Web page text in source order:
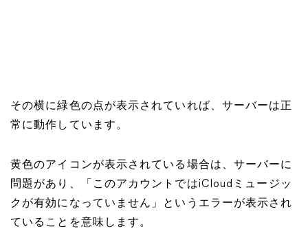
その横に緑色の点が表示されていれば、サーバーは正
常に動作しています。
黄色のアイコンが表示されている場合は、サーバーに
問題があり、「このアカウントではiCloudミュージッ
クが有効になっていません」というエラーが表示され
ていることを意味します。